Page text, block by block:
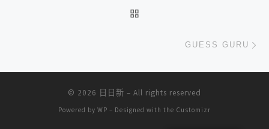
GUESS GURU
© 2026 日日新 – All rights reserved
Powered by WP – Designed with the Customizr